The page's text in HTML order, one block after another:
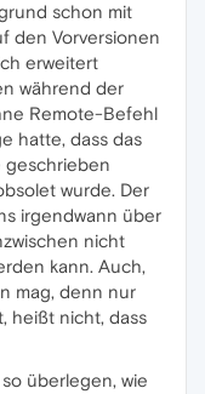
schon mit
den Vorversionen
erweitert
während der
Remote-Befehl
hatte, dass das
geschrieben
wurde. Der
irgendwann über
nicht
kann. Auch,
mag, denn nur
heißt nicht, dass
überlegen, wie